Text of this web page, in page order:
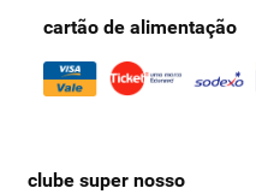
cartão de alimentação
clube super nosso